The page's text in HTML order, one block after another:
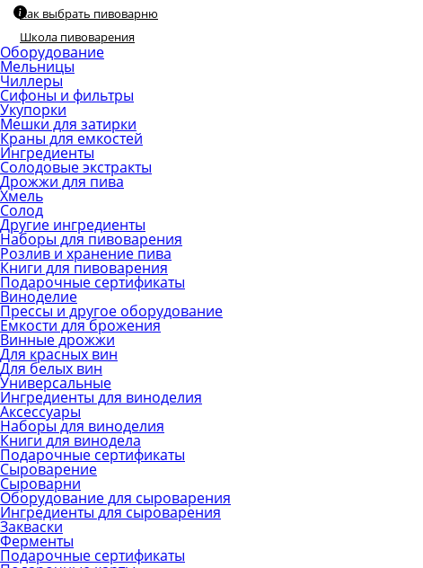
Как выбрать пивоварню
Школа пивоварения
Оборудование
Мельницы
Чиллеры
Сифоны и фильтры
Укупорки
Мешки для затирки
Краны для емкостей
Ингредиенты
Солодовые экстракты
Дрожжи для пива
Хмель
Солод
Другие ингредиенты
Наборы для пивоварения
Розлив и хранение пива
Книги для пивоварения
Подарочные сертификаты
Виноделие
Прессы и другое оборудование
Емкости для брожения
Винные дрожжи
Для красных вин
Для белых вин
Универсальные
Ингредиенты для виноделия
Аксессуары
Наборы для виноделия
Книги для винодела
Подарочные сертификаты
Сыроварение
Сыроварни
Оборудование для сыроварения
Ингредиенты для сыроварения
Закваски
Ферменты
Подарочные сертификаты